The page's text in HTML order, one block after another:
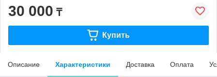
30 000 ₸
Купить
Описание Характеристики Доставка Оплата